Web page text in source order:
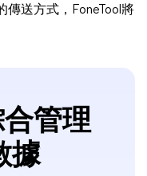
傳送方式，FoneTool將
合管理
據